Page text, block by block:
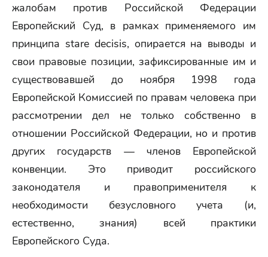
жалобам против Российской Федерации
Европейский Суд, в рамках применяемого им
принципа stare decisis, опирается на выводы и
свои правовые позиции, зафиксированные им и
существовавшей до ноября 1998 года
Европейской Комиссией по правам человека при
рассмотрении дел не только собственно в
отношении Российской Федерации, но и против
других государств — членов Европейской
конвенции. Это приводит российского
законодателя и правоприменителя к
необходимости безусловного учета (и,
естественно, знания) всей практики
Европейского Суда.